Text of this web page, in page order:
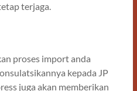
terjaga.
proses import anda
kepada JP
juga akan memberikan